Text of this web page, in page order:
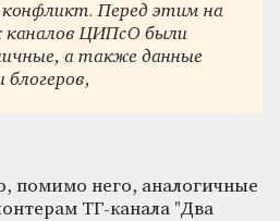
конфликт. Перед этим на
каналов ЦИПсО были
а также данные
блогеров,
помимо него, аналогичные
ТГ-канала "Два